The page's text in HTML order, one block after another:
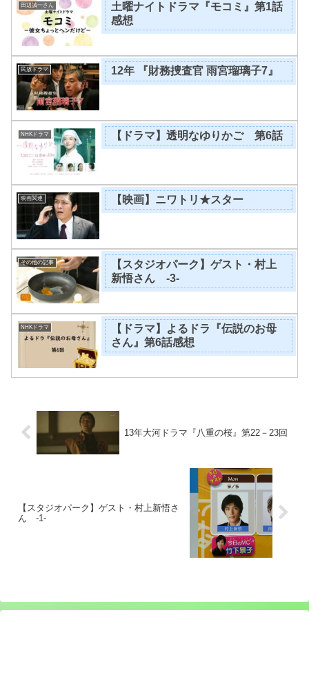
田辺誠一さん
土曜ナイトドラマ『モコミ』第1話
感想
民放ドラマ 12年 『財務捜査官 雨宮瑠璃子7』
NHKドラマ 【ドラマ】透明なゆりかご 第6話
映画関連 【映画】ニワトリ★スター
その他の記事
【スタジオパーク】ゲスト・村上
新悟さん -3-
NHKドラマ
【ドラマ】よるドラ『伝説のお母
さん』第6話感想
13年大河ドラマ『八重の桜』第22－23回
【スタジオパーク】ゲスト・村上新悟さ
ん -1-